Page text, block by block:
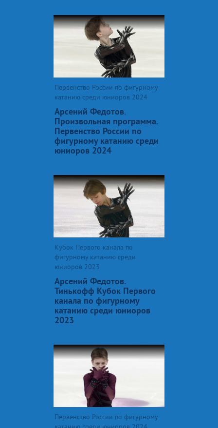
Первенство России по фигурному
катанию среди юниоров 2024
Арсений Федотов.
Произвольная программа.
Первенство России по
фигурному катанию среди
юниоров 2024
Кубок Первого канала по
фигурному катанию среди
юниоров 2023
Арсений Федотов.
Тинькофф Кубок Первого
канала по фигурному
катанию среди юниоров
2023
Первенство России по фигурному